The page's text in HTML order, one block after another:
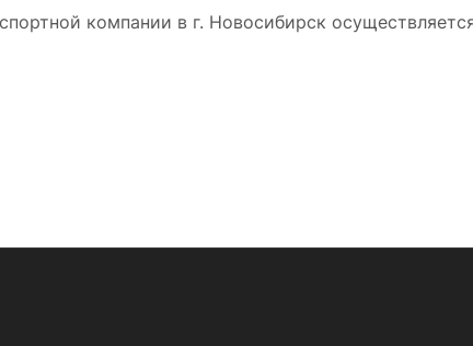
компании в г. Новосибирск